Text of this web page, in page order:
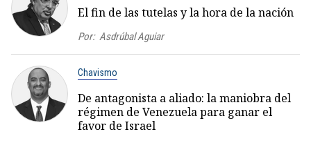
El fin de las tutelas y la hora de la nación
Por: Asdrúbal Aguiar
Chavismo
De antagonista a aliado: la maniobra del
régimen de Venezuela para ganar el
favor de Israel